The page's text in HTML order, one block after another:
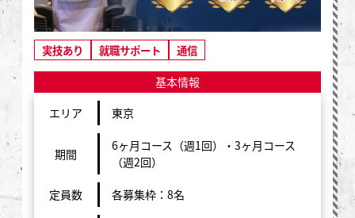
実技あり 就職サポート
通信
基本情報
エリア
東京
期間
6ヶ月コース（週1回）・3ヶ月コース
（週2回）
定員数 各募集枠：8名